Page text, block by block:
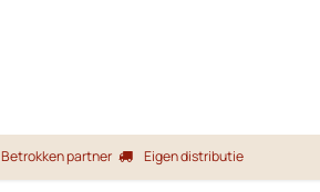
Betrokken partner Eigen distributie